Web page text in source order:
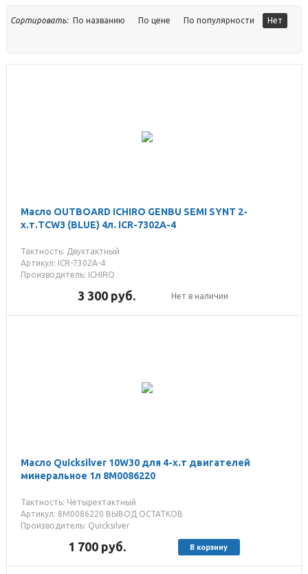
Сортировать: По названию По цене По популярности Нет
Масло OUTBOARD ICHIRO GENBU SEMI SYNT 2-
х.т.TCW3 (BLUE) 4л. ICR-7302A-4
Тактность: Двухтактный
Артикул: ICR-7302A-4
Производитель: ICHIRO
3 300 руб. Нет в наличии
Масло Quicksilver 10W30 для 4-х.т двигателей
минеральное 1л 8M0086220
Тактность: Четырехтактный
Артикул: 8M0086220 ВЫВОД ОСТАТКОВ
Производитель: Quicksilver
1 700 руб. В корзину